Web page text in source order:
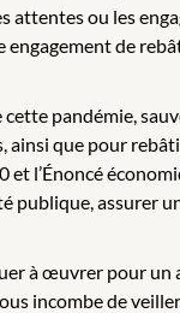
attentes ou les
de
pandémie,
que pour
l’Énoncé
publique, assurer
à œuvrer pour un
incombe de